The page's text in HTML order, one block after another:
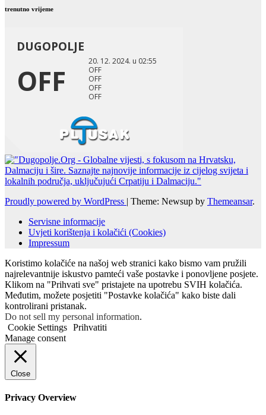
trenutno vrijeme
Proudly powered by WordPress | Theme: Newsup by Themeansar.
Servisne informacije
Uvjeti korištenja i kolačići (Cookies)
Impressum
Koristimo kolačiće na našoj web stranici kako bismo vam pružili
najrelevantnije iskustvo pamteći vaše postavke i ponovljene posjete.
Klikom na "Prihvati sve" pristajete na upotrebu SVIH kolačića.
Međutim, možete posjetiti "Postavke kolačića" kako biste dali
kontrolirani pristanak.
Do not sell my personal information.
Cookie Settings Prihvatiti
Manage consent
Close
Privacy Overview